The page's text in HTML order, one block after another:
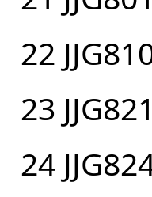
22
23
24